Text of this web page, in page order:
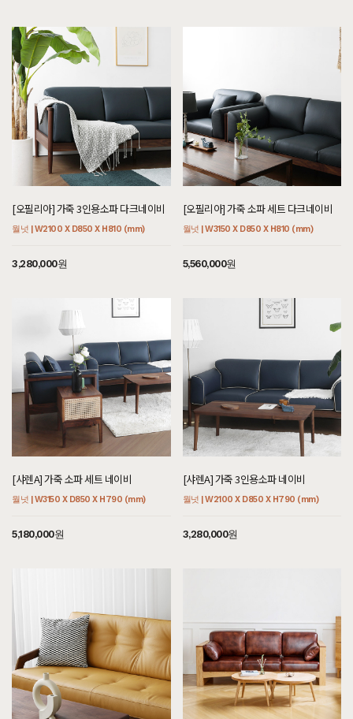
[오필리아] 가죽 3인용소파 다크네이비
월넛 | W2100 X D850 X H810 (mm)
3,280,000원
[오필리아] 가죽 소파 세트 다크네이비
월넛 | W3150 X D850 X H810 (mm)
5,560,000원
[샤렌A] 가죽 소파 세트 네이비
월넛 | W3150 X D850 X H790 (mm)
5,180,000원
[샤렌A] 가죽 3인용소파 네이비
월넛 | W2100 X D850 X H790 (mm)
3,280,000원